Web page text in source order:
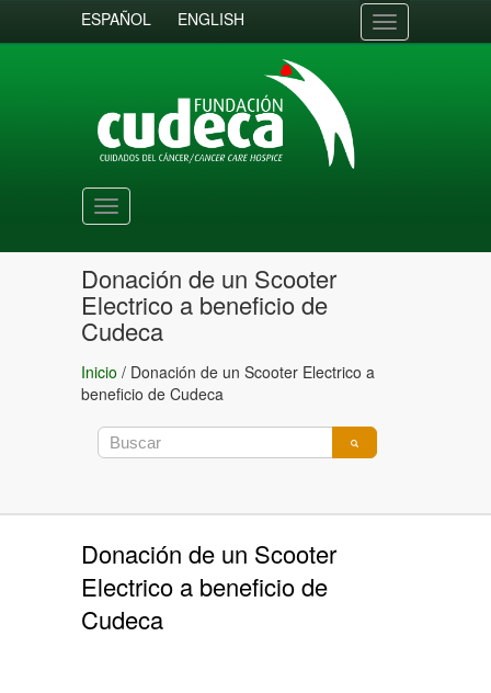
ESPAÑOL ENGLISH
Toggle
navigation
Toggle
navigation
Donación de un Scooter
Electrico a beneficio de
Cudeca
Inicio / Donación de un Scooter Electrico a
beneficio de Cudeca
Donación de un Scooter
Electrico a beneficio de
Cudeca